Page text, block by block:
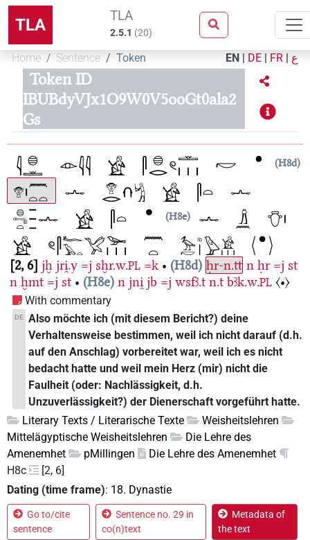
TLA TLA
2.5.1 (20)
Home Sentence Token EN | DE | FR | ع
Token ID
IBUBdyVJx1O9W0V5ooGt0ala2
Gs
H8d
H8e
2, 6 jḫ jri̯.y =j sḫr.w.PL =k • H8d ḥr-n.tt n ḥr =j st
n ḫmt =j st • H8e n jni̯ jb =j wsfꜣ.t n.t bꜣk.w.PL 〈•〉
With commentary
DE Also möchte ich (mit diesem Bericht?) deine
Verhaltensweise bestimmen, weil ich nicht darauf (d.h.
auf den Anschlag) vorbereitet war, weil ich es nicht
bedacht hatte und weil mein Herz (mir) nicht die
Faulheit (oder: Nachlässigkeit, d.h.
Unzuverlässigkeit?) der Dienerschaft vorgeführt hatte.
Literary Texts / Literarische Texte
Weisheitslehren
Mittelägyptische Weisheitslehren
Die Lehre des
Amenemhet
pMillingen
Die Lehre des Amenemhet
H8c
[2, 6]
Dating (time frame): 18. Dynastie
Go to/cite
sentence
Sentence no. 29 in
co(n)text
Metadata of
the text